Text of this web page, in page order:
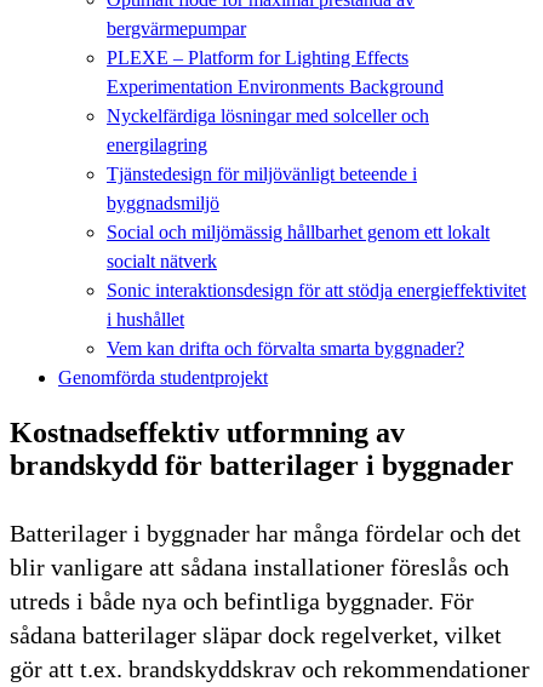
bergvärmepumpar
PLEXE – Platform for Lighting Effects
Experimentation Environments Background
Nyckelfärdiga lösningar med solceller och
energilagring
Tjänstedesign för miljövänligt beteende i
byggnadsmiljö
Social och miljömässig hållbarhet genom ett lokalt
socialt nätverk
Sonic interaktionsdesign för att stödja energieffektivitet
i hushållet
Vem kan drifta och förvalta smarta byggnader?
Genomförda studentprojekt
Kostnadseffektiv utformning av
brandskydd för batterilager i byggnader
Batterilager i byggnader har många fördelar och det
blir vanligare att sådana installationer föreslås och
utreds i både nya och befintliga byggnader. För
sådana batterilager släpar dock regelverket, vilket
gör att t.ex. brandskyddskrav och rekommendationer